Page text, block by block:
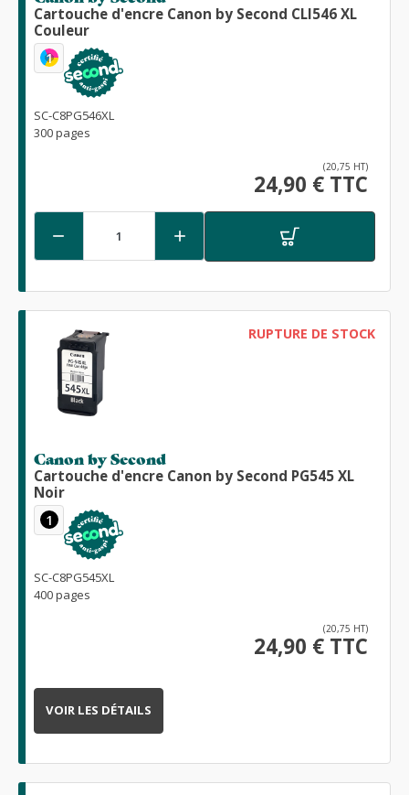
Cartouche d'encre Canon by Second CLI546 XL
Couleur
1
SC-C8PG546XL
300 pages
(20,75 HT)
24,90 € TTC
 
RUPTURE DE STOCK
Canon by Second
Cartouche d'encre Canon by Second PG545 XL
Noir
1
SC-C8PG545XL
400 pages
(20,75 HT)
24,90 € TTC
VOIR LES DÉTAILS